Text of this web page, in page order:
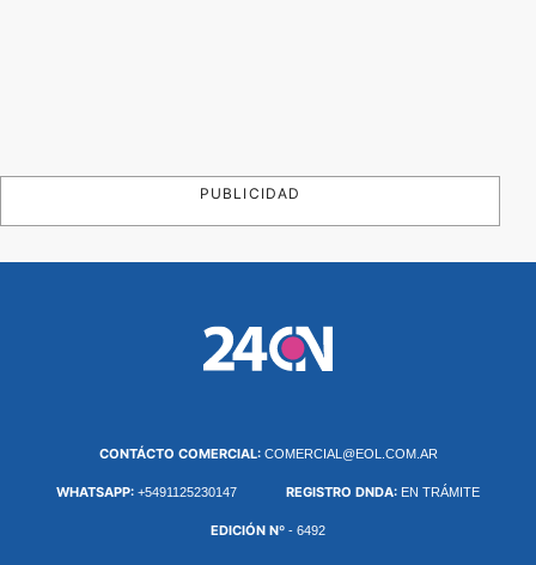
PUBLICIDAD
CONTÁCTO COMERCIAL: COMERCIAL@EOL.COM.AR
WHATSAPP: +5491125230147 REGISTRO DNDA: EN TRÁMITE
EDICIÓN Nº - 6492